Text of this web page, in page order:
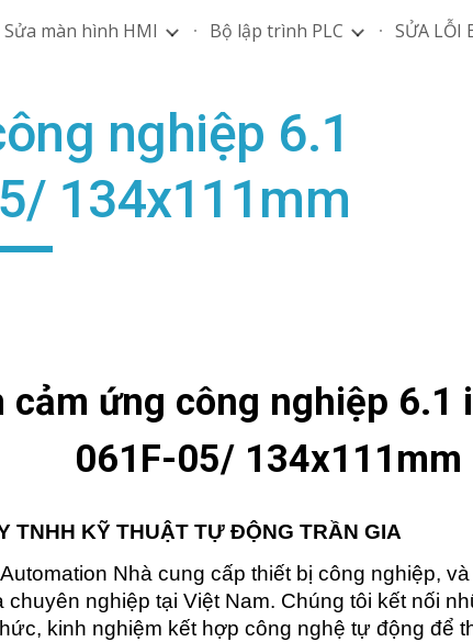
Skip to navigation
Sửa màn hình HMI Bộ lập trình PLC SỬA LỖI
nghiệp 6.1
134x111mm
cảm ứng công nghiệp 6.1
061F-05/ 134x111mm
TNHH KỸ THUẬT TỰ ĐỘNG TRẦN GIA
Nhà cung cấp thiết bị công nghiệp,
chuyên nghiệp tại Việt Nam. Chúng tôi kết nối
kinh nghiệm kết hợp công nghệ tự động để